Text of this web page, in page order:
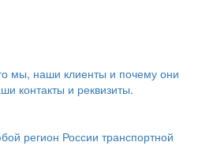
мы, наши клиенты и почему они
контакты и реквизиты.
регион России транспортной